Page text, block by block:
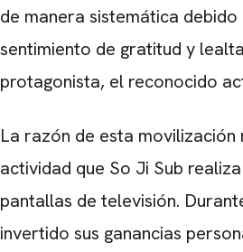
de manera sistemática
sentimiento de gratitud y
protagonista, el reconocido
La razón de esta movilización
actividad que So Ji Sub
pantallas de televisión.
invertido sus ganancias